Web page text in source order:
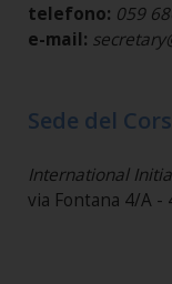
telefono: 059
e-mail:
Sede del
International
via Fontana 4/A -